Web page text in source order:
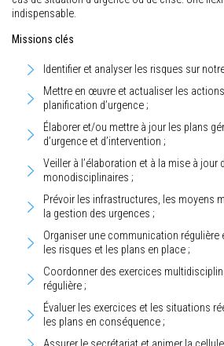
indispensable.
Missions clés
Identifier et analyser les risques sur
Mettre en œuvre et actualiser les
planification d’urgence ;
Élaborer et/ou mettre à jour les plans
d’urgence et d’intervention ;
Veiller à l’élaboration et à la mise à jour
monodisciplinaires ;
Prévoir les infrastructures, les moyens
la gestion des urgences ;
Organiser une communication
les risques et les plans en place ;
Coordonner des exercices
régulière ;
Évaluer les exercices et les situations
les plans en conséquence ;